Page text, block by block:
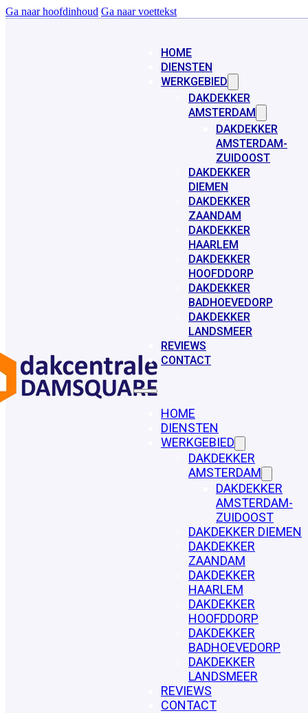
Ga naar hoofdinhoud Ga naar voettekst
HOME
DIENSTEN
WERKGEBIED
DAKDEKKER
AMSTERDAM
DAKDEKKER
AMSTERDAM-
ZUIDOOST
DAKDEKKER
DIEMEN
DAKDEKKER
ZAANDAM
DAKDEKKER
HAARLEM
DAKDEKKER
HOOFDDORP
DAKDEKKER
BADHOEVEDORP
DAKDEKKER
LANDSMEER
REVIEWS
CONTACT
HOME
DIENSTEN
WERKGEBIED
DAKDEKKER
AMSTERDAM
DAKDEKKER
AMSTERDAM-
ZUIDOOST
DAKDEKKER DIEMEN
DAKDEKKER
ZAANDAM
DAKDEKKER
HAARLEM
DAKDEKKER
HOOFDDORP
DAKDEKKER
BADHOEVEDORP
DAKDEKKER
LANDSMEER
REVIEWS
CONTACT